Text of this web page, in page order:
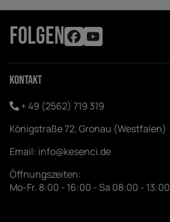
FOLGEN
Kontakt
+ 49 (2562) 719 319
Königstraße 72, Gronau (Westfalen)
Email: info@kesenci.de
Öffnungszeiten:
Mo-Fr. 8:00 - 16:00 - Sa 08:00 - 13:00